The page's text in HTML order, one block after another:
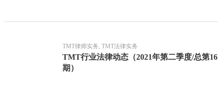
TMT律师实务, TMT法律实务
TMT行业法律动态（2021年第二季度/总第16
期）